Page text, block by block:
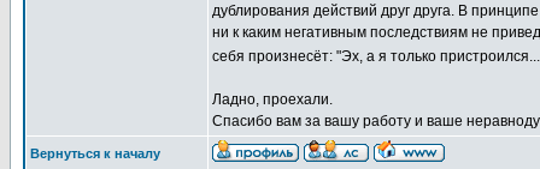
дублирования действий друг друга. В
ни к каким негативным последствиям не
себя произнесёт: "Эх, а я только
Ладно, проехали.
Спасибо вам за вашу работу и ваше
Вернуться к началу